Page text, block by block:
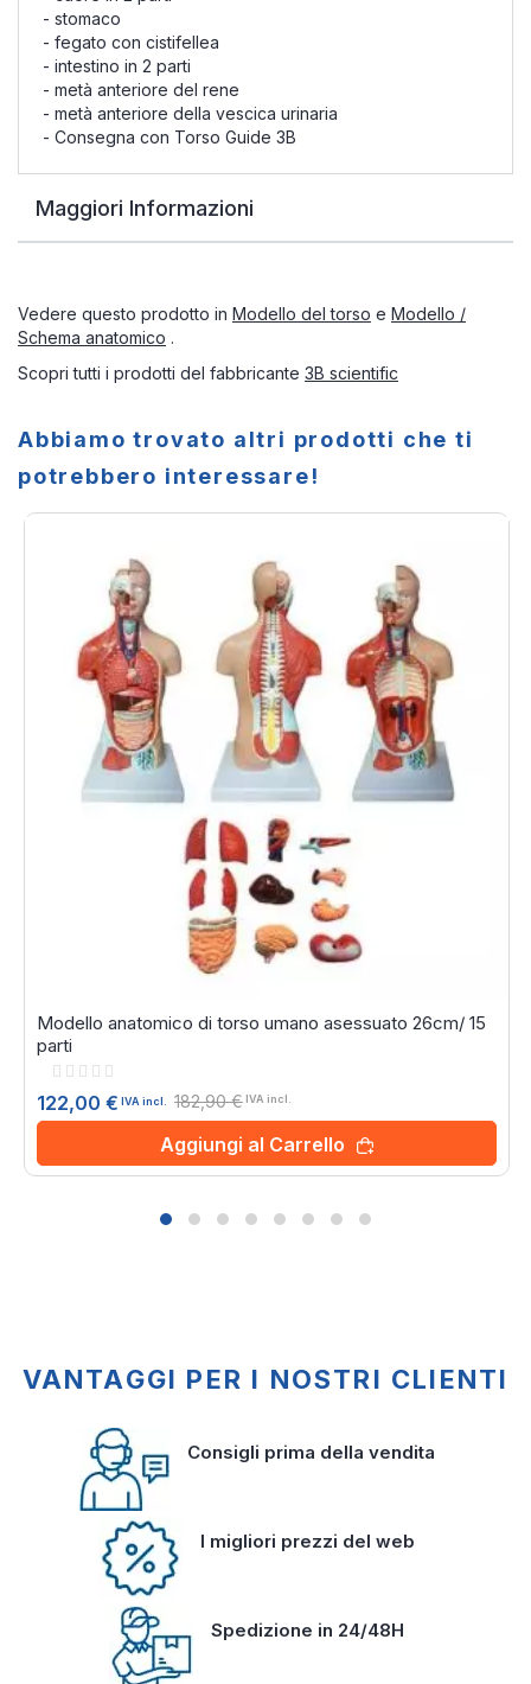
- stomaco
- fegato con cistifellea
- intestino in 2 parti
- metà anteriore del rene
- metà anteriore della vescica urinaria
- Consegna con Torso Guide 3B
Maggiori Informazioni
Vedere questo prodotto in Modello del torso e Modello /
Schema anatomico .
Scopri tutti i prodotti del fabbricante 3B scientific
Abbiamo trovato altri prodotti che ti
potrebbero interessare!
Modello anatomico di torso umano asessuato 26cm/ 15
parti
Rating:
122,00 € IVA incl. 182,90 € IVA incl.
Aggiungi al Carrello
VANTAGGI PER I NOSTRI CLIENTI
Consigli prima della vendita
I migliori prezzi del web
Spedizione in 24/48H